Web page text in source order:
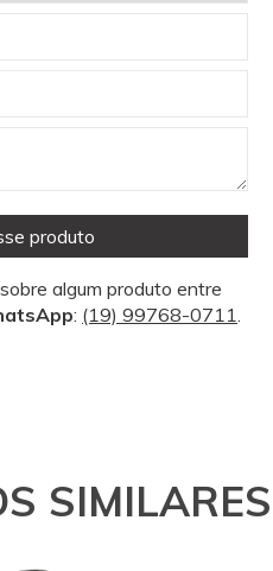
produto
sobre algum produto entre
: (19) 99768-0711.
SIMILARES